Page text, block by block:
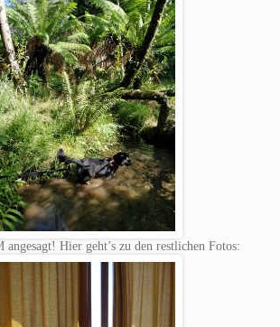
Hier geht’s zu den restlichen Fotos: